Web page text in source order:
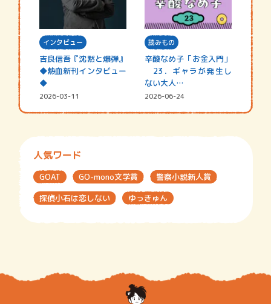
インタビュー
吉良信吾『沈黙と爆弾』
◆熱血新刊インタビュー
◆
2026-03-11
読みもの
辛酸なめ子「お金入門」
23．ギャラが発生し
ない大人…
2026-06-24
人気ワード
GOAT GO-mono文学賞
警察小説新人賞
探偵小石は恋しない
ゆっきゅん